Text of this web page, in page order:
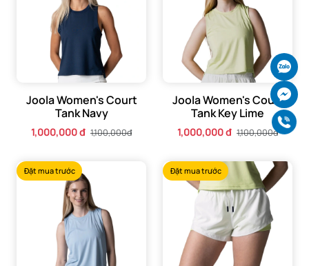
Joola Women's Court
Tank Navy
1,000,000 đ 1,100,000đ
Joola Women's Court
Tank Key Lime
1,000,000 đ 1,100,000đ
Đặt mua trước Đặt mua trước